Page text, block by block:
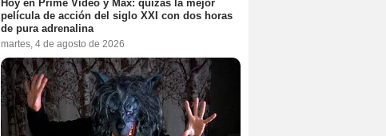
Hoy en Prime Video y Max: quizás la mejor
película de acción del siglo XXI con dos horas
de pura adrenalina
martes, 4 de agosto de 2026